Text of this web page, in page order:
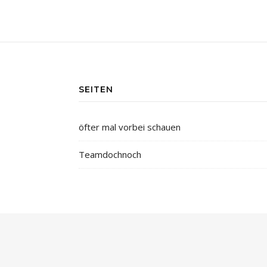
SEITEN
öfter mal vorbei schauen
Teamdochnoch